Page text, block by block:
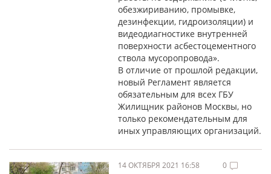
обезжириванию, промывке,
дезинфекции, гидроизоляции) и
видеодиагностике внутренней
поверхности асбестоцементного
ствола мусоропровода».
В отличие от прошлой редакции,
новый Регламент является
обязательным для всех ГБУ
Жилищник районов Москвы, но
только рекомендательным для
иных управляющих организаций.
14 ОКТЯБРЯ 2021 16:58 0